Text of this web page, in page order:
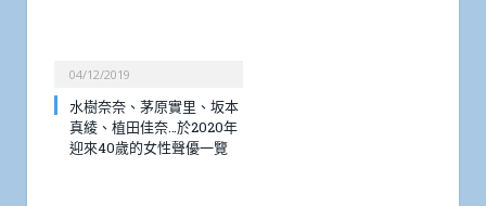
04/12/2019
水樹奈奈、茅原實里、坂本
真綾、植田佳奈…於2020年
迎來40歲的女性聲優一覽